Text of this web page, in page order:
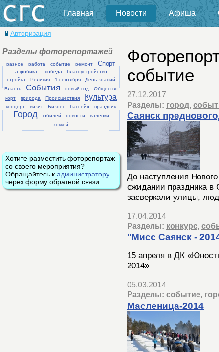
Главная Новости Афиша
Авторизация
Разделы фоторепортажей
разное работа событие ремонт Спорт
аэробика победа
благоустройство
стройка
Религия
1 сентября - День знаний
Власть
События новый год
Общество
корт
природа Происшествия Культура
концерт визит Бизнес бассейн праздник
Город юбилей новости
валенки
хоккей
Хотите разместить фоторепортаж
со своего мероприятия?
Обращайтесь к администратору
через форму обратной связи.
событие
27.12.2017
Разделы: город,
Саянск
До наступления
ожидании праздника в
засверкали улицы,
17.04.2014
Разделы: конкурс,
"Мисс Саянск -
15 апреля в ДК
2014»
05.03.2014
Разделы: событие,
Масленица-2014